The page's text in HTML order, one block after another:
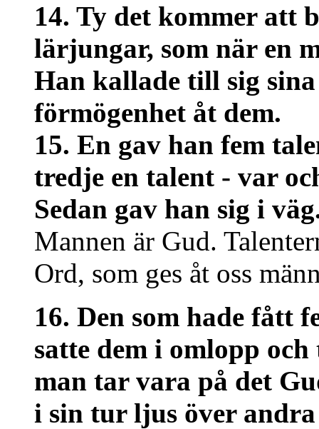
14. Ty det kommer att
lärjungar, som när en
Han kallade till sig
förmögenhet åt dem.
15. En gav han fem
tredje en talent - var
Sedan gav han sig i
Mannen är Gud.
Ord, som ges åt oss
16. Den som hade fått
satte dem i omlopp
man tar vara på det
i sin tur ljus över